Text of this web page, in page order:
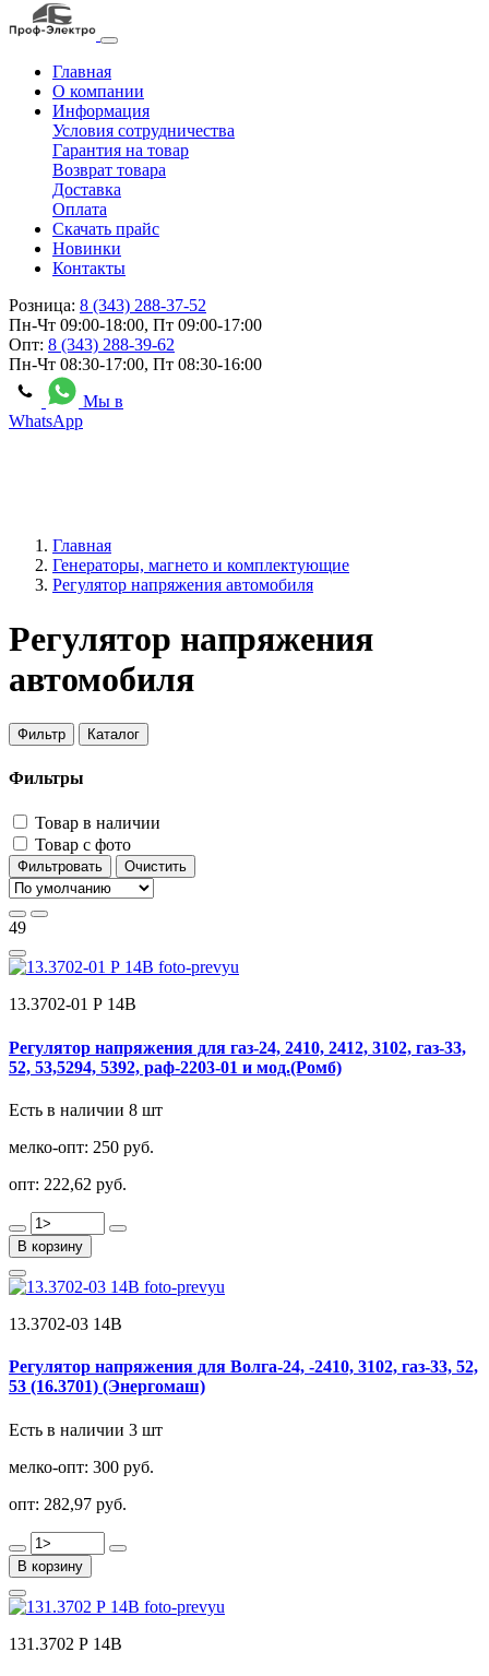
Главная
О компании
Информация
Условия сотрудничества
Гарантия на товар
Возврат товара
Доставка
Оплата
Скачать прайс
Новинки
Контакты
Розница: 8 (343) 288-37-52
Пн-Чт 09:00-18:00, Пт 09:00-17:00
Опт: 8 (343) 288-39-62
Пн-Чт 08:30-17:00, Пт 08:30-16:00
Мы в
WhatsApp
Главная
Генераторы, магнето и комплектующие
Регулятор напряжения автомобиля
Регулятор напряжения
автомобиля
Фильтр Каталог
Фильтры
Товар в наличии
Товар с фото
Фильтровать Очистить
49
13.3702-01 Р 14В
Регулятор напряжения для газ-24, 2410, 2412, 3102, газ-33,
52, 53,5294, 5392, раф-2203-01 и мод.(Ромб)
Есть в наличии 8 шт
мелко-опт: 250 руб.
опт: 222,62 руб.
В корзину
13.3702-03 14В
Регулятор напряжения для Волга-24, -2410, 3102, газ-33, 52,
53 (16.3701) (Энергомаш)
Есть в наличии 3 шт
мелко-опт: 300 руб.
опт: 282,97 руб.
В корзину
131.3702 Р 14В